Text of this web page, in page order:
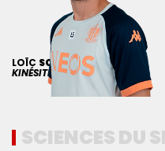
LOÏC SCHWARTZE
KINÉSITHÉRAPEUTE
SCIENCES DU